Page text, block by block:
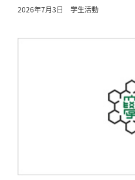
2026年7月3日 学生活動